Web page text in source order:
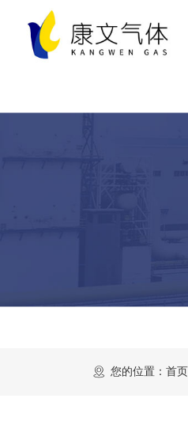
您的位置： 首页